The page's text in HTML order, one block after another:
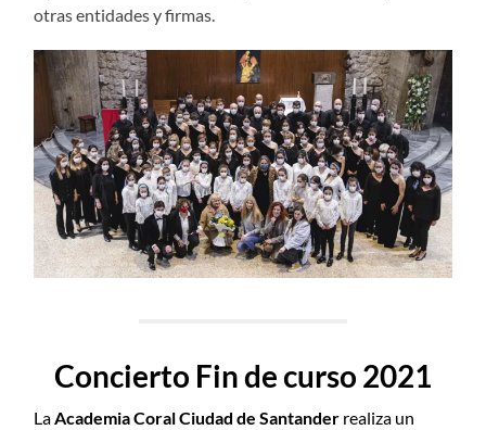
otras entidades y firmas.
Concierto Fin de curso 2021
LaAcademia Coral Ciudad de Santander realiza un